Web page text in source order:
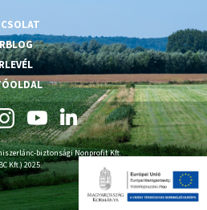
biztonsági Nonprofit Kft.
Kft.) 2025.